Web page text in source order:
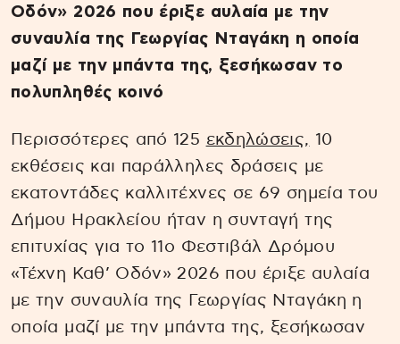
Οδόν» 2026 που έριξε αυλαία με την
συναυλία της Γεωργίας Νταγάκη η οποία
μαζί με την μπάντα της, ξεσήκωσαν το
πολυπληθές κοινό
Περισσότερες από 125 εκδηλώσεις, 10
εκθέσεις και παράλληλες δράσεις με
εκατοντάδες καλλιτέχνες σε 69 σημεία του
Δήμου Ηρακλείου ήταν η συνταγή της
επιτυχίας για το 11ο Φεστιβάλ Δρόμου
«Τέχνη Καθ’ Οδόν» 2026 που έριξε αυλαία
με την συναυλία της Γεωργίας Νταγάκη η
οποία μαζί με την μπάντα της, ξεσήκωσαν